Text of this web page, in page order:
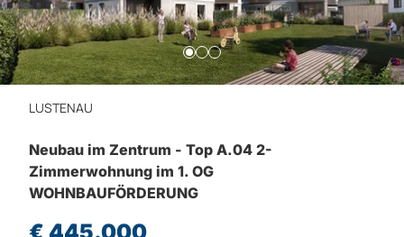
LUSTENAU
Neubau im Zentrum - Top A.04 2-
Zimmerwohnung im 1. OG
WOHNBAUFÖRDERUNG